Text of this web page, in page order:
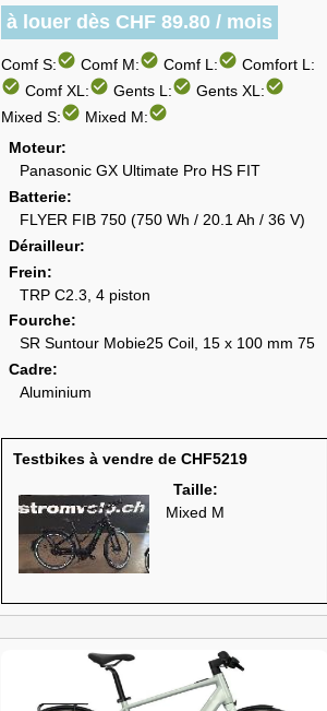
à louer dès CHF 89.80 / mois
Comf S:check_circle Comf M:check_circle Comf L:check_circle Comfort L:
check_circle Comf XL:check_circle Gents L:check_circle Gents XL:check_circle
Mixed S:check_circle Mixed M:check_circle
Moteur
Panasonic GX Ultimate Pro HS FIT
Batterie
FLYER FIB 750 (750 Wh / 20.1 Ah / 36 V)
Dérailleur
Frein
TRP C2.3, 4 piston
Fourche
SR Suntour Mobie25 Coil, 15 x 100 mm 75
Cadre
Aluminium
Testbikes à vendre de CHF5219
Taille:
Mixed M